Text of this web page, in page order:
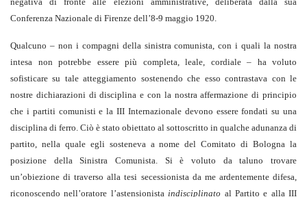
Conferenza Nazionale di Firenze dell’8-9 maggio 1920.
Qualcuno – non i compagni della sinistra comunista, con i quali la nostra
intesa non potrebbe essere più completa, leale, cordiale – ha voluto
sofisticare su tale atteggiamento sostenendo che esso contrastava con le
nostre dichiarazioni di disciplina e con la nostra affermazione di principio
che i partiti comunisti e la III Internazionale devono essere fondati su una
disciplina di ferro. Ciò è stato obiettato al sottoscritto in qualche adunanza di
partito, nella quale egli sosteneva a nome del Comitato di Bologna la
posizione della Sinistra Comunista. Si è voluto da taluno trovare
un’obiezione di traverso alla tesi secessionista da me ardentemente difesa,
riconoscendo nell’oratore l’astensionistaindisciplinato al Partito e alla III